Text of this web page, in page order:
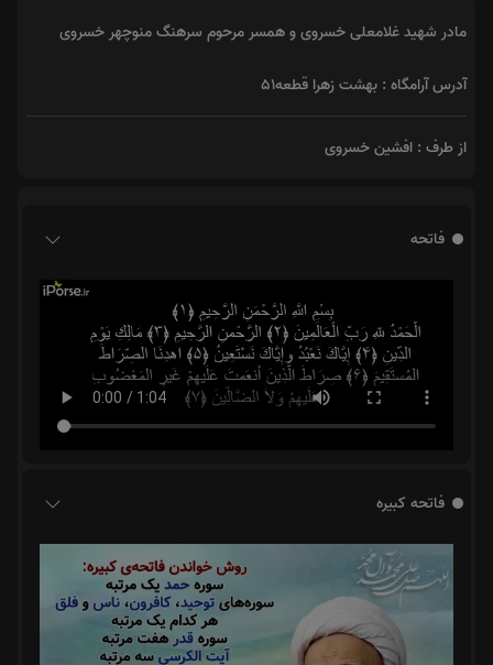
مادر شهید غلامعلی خسروی و همسر مرحوم سرهنگ منوچهر خسروی
آدرس آرامگاه : بهشت زهرا قطعه۵۱
از طرف : افشین خسروی
فاتحه
فاتحه کبیره